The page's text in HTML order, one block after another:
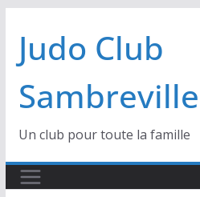
contenu
Judo Club
Sambreville
Un club pour toute la famille